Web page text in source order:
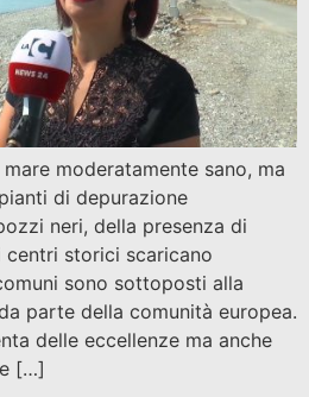
moderatamente sano, ma
di depurazione
neri, della presenza di
storici scaricano
sono sottoposti alla
parte della comunità europea.
delle eccellenze ma anche
[…]